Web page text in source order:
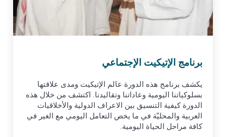
برنامج الإتيكيت الإجتماعي
يكشف برنامج هذه الدورة عالم الإتيكيت ومدى علاقتها
بسلوكياتنا اليومية وعاداتنا وتقاليدنا. اكتشف من خلال هذه
الدورة كيفية التنسيق بين الاعراف الدولية والأخلاقيات
العربية والمحليّة في ما يخص التعامل اليومي مع الغير في
كافة مراحل الحياة اليومية.